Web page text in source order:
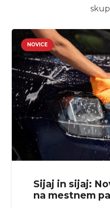
NOVICE
Sijaj in sijaj:
na mestnem